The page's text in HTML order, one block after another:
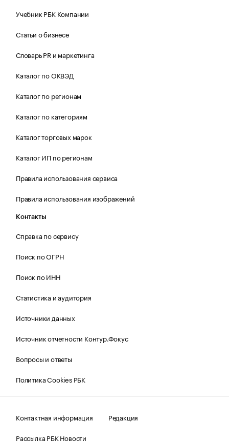
Учебник РБК Компании
Статьи о бизнесе
Словарь PR и маркетинга
Каталог по ОКВЭД
Каталог по регионам
Каталог по категориям
Каталог торговых марок
Каталог ИП по регионам
Правила использования сервиса
Правила использования изображений
Контакты
Справка по сервису
Поиск по ОГРН
Поиск по ИНН
Статистика и аудитория
Источники данных
Источник отчетности Контур.Фокус
Вопросы и ответы
Политика Cookies РБК
Контактная информация
Редакция
Рассылка РБК Новости